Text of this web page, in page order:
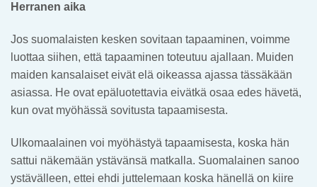
Herranen aika
Jos suomalaisten kesken sovitaan tapaaminen, voimme
luottaa siihen, että tapaaminen toteutuu ajallaan. Muiden
maiden kansalaiset eivät elä oikeassa ajassa tässäkään
asiassa. He ovat epäluotettavia eivätkä osaa edes hävetä,
kun ovat myöhässä sovitusta tapaamisesta.
Ulkomaalainen voi myöhästyä tapaamisesta, koska hän
sattui näkemään ystävänsä matkalla. Suomalainen sanoo
ystävälleen, ettei ehdi juttelemaan koska hänellä on kiire